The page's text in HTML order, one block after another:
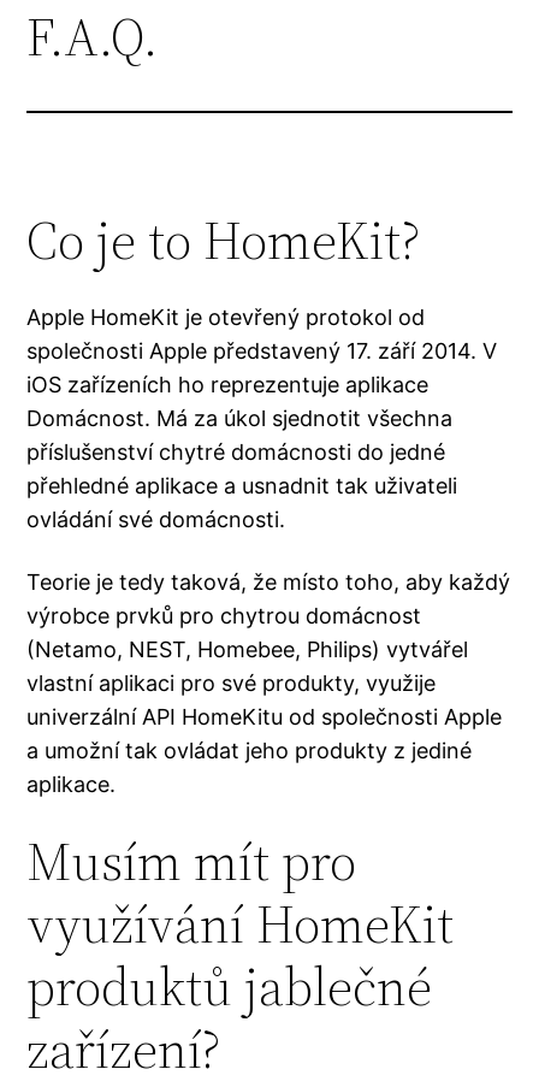
F.A.Q.
Co je to HomeKit?
Apple HomeKit je otevřený protokol od
společnosti Apple představený 17. září 2014. V
iOS zařízeních ho reprezentuje aplikace
Domácnost. Má za úkol sjednotit všechna
příslušenství chytré domácnosti do jedné
přehledné aplikace a usnadnit tak uživateli
ovládání své domácnosti.
Teorie je tedy taková, že místo toho, aby každý
výrobce prvků pro chytrou domácnost
(Netamo, NEST, Homebee, Philips) vytvářel
vlastní aplikaci pro své produkty, využije
univerzální API HomeKitu od společnosti Apple
a umožní tak ovládat jeho produkty z jediné
aplikace.
Musím mít pro
využívání HomeKit
produktů jablečné
zařízení?